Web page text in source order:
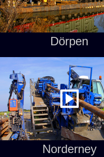
Dörpen
Norderney